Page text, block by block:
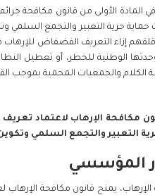
الأولى من قانون مكافحة جرائم الإرهاب وتمويله لعام
حرية التعبير والتجمع السلمي
الوطنية للخطر، أو تعطيل
والجمعيات المحمية بموجب
مكافحة الإرهاب لاعتماد تعريف
التعبير والتجمع السلمي